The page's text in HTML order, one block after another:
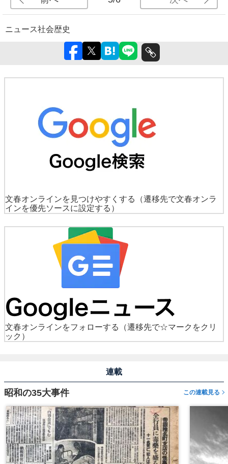
ニュース社会歴史
文春オンラインを見つけやすくする
（遷移先で文春オンラ
インを優先ソースに設定する）
文春オンラインをフォローする
（遷移先で☆マークをクリ
ック）
連載
昭和の35大事件 この連載見る